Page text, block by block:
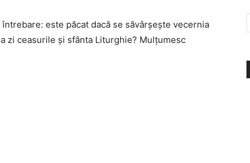
este păcat dacă se săvârșește vecernia
zi ceasurile și sfânta Liturghie? Mulțumesc